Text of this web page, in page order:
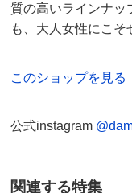
質の高いラインナッ
も、大人女性にこそ
このショップを見る
公式instagram
関連する特集